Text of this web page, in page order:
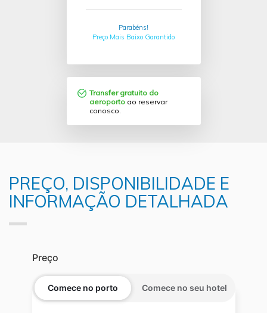
Parabéns!
Preço Mais Baixo Garantido
Transfer gratuito do
aeroporto ao reservar
conosco.
PREÇO, DISPONIBILIDADE E
INFORMAÇÃO DETALHADA
Preço
Comece no porto Comece no seu hotel